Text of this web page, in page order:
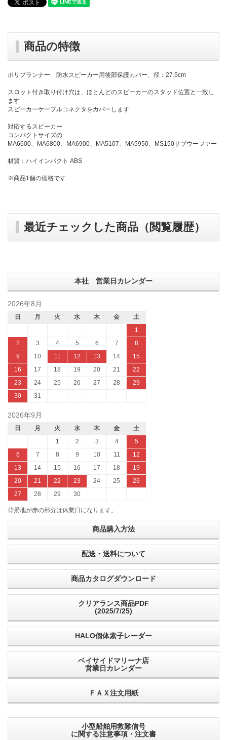
商品の特徴
ポリプランナー 防水スピーカー用後部保護カバー、径：27.5cm
スロット付き取り付け穴は、ほとんどのスピーカーのスタッド位置と一致し
ます
スピーカーケーブルコネクタをカバーします
対応するスピーカー
コンパクトサイズの
MA6600、MA6800、MA6900、MA5107、MA5950、MS150サブウーファー
材質：ハイインパクト ABS
※商品1個の価格です
最近チェックした商品（閲覧履歴）
本社 営業日カレンダー
2026年8月
日 月 火 水 木 金
土
1
2
3 4 5 6 7
8
9
10 11 12 13 14
15
16
17 18 19 20 21
22
23
24 25 26 27 28
29
30
31
2026年9月
日 月 火 水 木 金
土
1
2 3 4
5
6
7 8 9 10 11
12
13
14 15 16 17 18
19
20
21 22 23 24 25
26
27
28 29 30
背景地が赤の部分は休業日になります。
商品購入方法
配送・送料について
商品カタログダウンロード
クリアランス商品PDF
(2025/7/25)
HALO個体素子レーダー
ベイサイドマリーナ店
営業日カレンダー
ＦＡＸ注文用紙
小型船舶用救難信号
に関する注意事項・注文書